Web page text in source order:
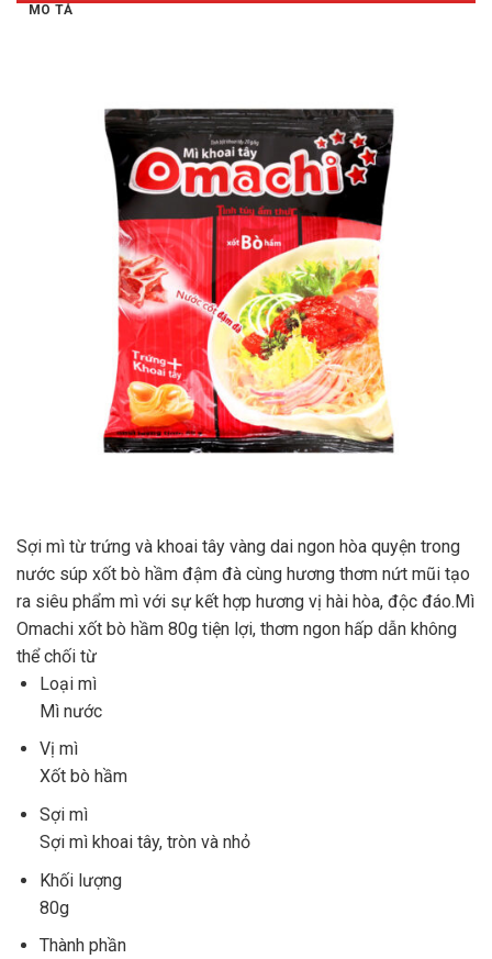
MÔ TẢ
Sợi mì từ trứng và khoai tây vàng dai ngon hòa quyện trong
nước súp xốt bò hầm đậm đà cùng hương thơm nứt mũi tạo
ra siêu phẩm mì với sự kết hợp hương vị hài hòa, độc đáo.Mì
Omachi xốt bò hầm 80g tiện lợi, thơm ngon hấp dẫn không
thể chối từ
Loại mì
Mì nước
Vị mì
Xốt bò hầm
Sợi mì
Sợi mì khoai tây, tròn và nhỏ
Khối lượng
80g
Thành phần